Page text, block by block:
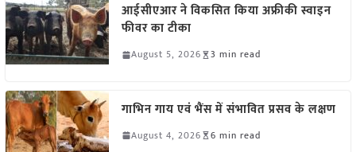
आईसीएआर ने विकसित किया अफ्रीकी स्वाइन
फीवर का टीका
August 5, 2026 3 min read
गाभिन गाय एवं भैंस में संभावित प्रसव के लक्षण
August 4, 2026 6 min read